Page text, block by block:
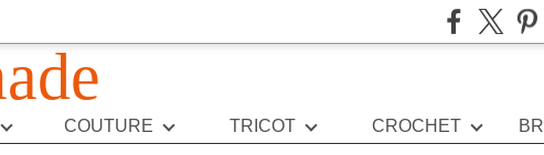
COUTURE TRICOT CROCHET